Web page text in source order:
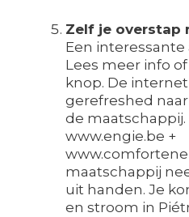
Zelf je overstap
Een interessante
Lees meer info of
knop. De
gerefreshed
de maatschappij.
www.engie.be +
maatschappij
uit handen. Je
en stroom in